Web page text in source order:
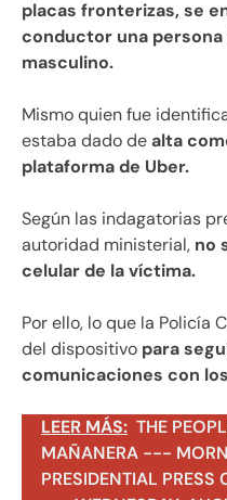
placas fronterizas, se
conductor una persona
masculino.
Mismo quien fue
estaba dado dealta
plataforma de Uber.
Según las indagatorias
autoridad ministerial, no
celular de la víctima.
Por ello, lo que la Policía
del dispositivo para
comunicaciones con
LEER MÁS: THE
MAÑANERA ---
PRESIDENTIAL PRESS